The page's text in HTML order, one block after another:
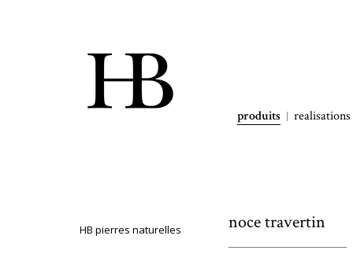
produits realisations
HB pierres naturelles noce travertin